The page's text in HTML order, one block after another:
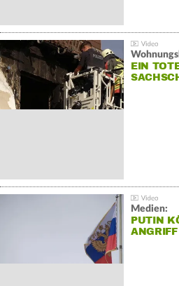
EIN
Medien:
PUTIN